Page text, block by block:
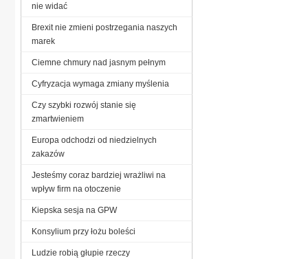
nie widać
Brexit nie zmieni postrzegania naszych
marek
Ciemne chmury nad jasnym pełnym
Cyfryzacja wymaga zmiany myślenia
Czy szybki rozwój stanie się
zmartwieniem
Europa odchodzi od niedzielnych
zakazów
Jesteśmy coraz bardziej wrażliwi na
wpływ firm na otoczenie
Kiepska sesja na GPW
Konsylium przy łożu boleści
Ludzie robią głupie rzeczy